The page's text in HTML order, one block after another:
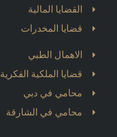
القضايا المالية
قضايا المخدرات
الاهمال الطبي
قضايا الملكية الفكرية
محامي في دبي
محامي في الشارقة